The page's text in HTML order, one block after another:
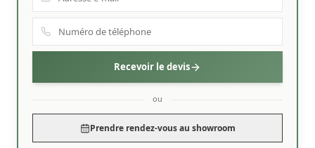
Recevoir le devis
ou
Prendre rendez-vous au showroom